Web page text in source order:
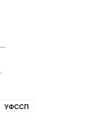
УФССП